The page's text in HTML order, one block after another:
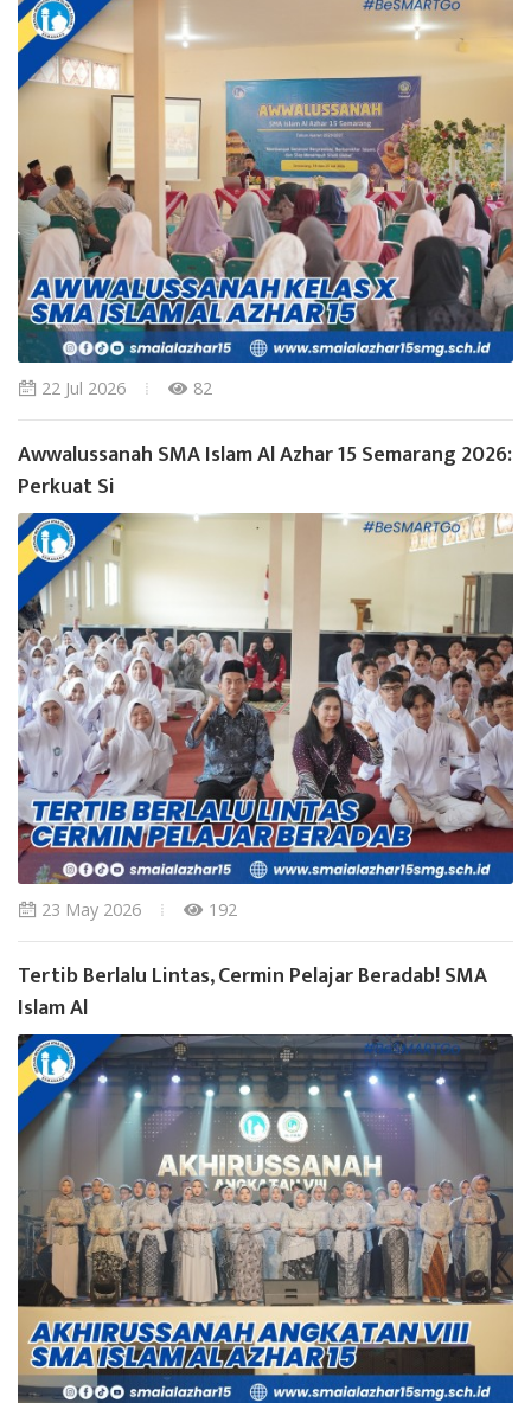
22 Jul 2026 82
Awwalussanah SMA Islam Al Azhar 15 Semarang 2026:
Perkuat Si
23 May 2026 192
Tertib Berlalu Lintas, Cermin Pelajar Beradab! SMA
Islam Al